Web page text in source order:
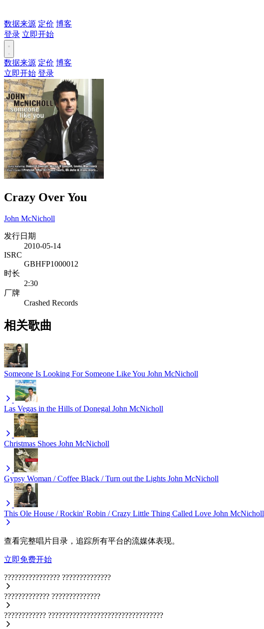
数据来源 定价 博客
登录 立即开始
数据来源 定价 博客
立即开始 登录
Crazy Over You
John McNicholl
发行日期
2010-05-14
ISRC
GBHFP1000012
时长
2:30
厂牌
Crashed Records
相关歌曲
Someone Is Looking For Someone Like You John McNicholl
Las Vegas in the Hills of Donegal John McNicholl
Christmas Shoes John McNicholl
Gypsy Woman / Coffee Black / Turn out the Lights John McNicholl
This Ole House / Rockin' Robin / Crazy Little Thing Called Love John McNicholl
查看完整唱片目录，追踪所有平台的流媒体表现。
立即免费开始
???????????????? ??????????????
????????????? ??????????????
???????????? ?????????????????????????????????